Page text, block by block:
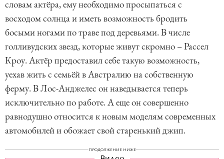
словам актёра, ему необходимо просыпаться с
восходом солнца и иметь возможность бродить
босыми ногами по траве под деревьями. В числе
голливудских звезд, которые живут скромно – Рассел
Кроу. Актёр предоставил себе такую возможность,
уехав жить с семьёй в Австралию на собственную
ферму. В Лос-Анджелес он наведывается теперь
исключительно по работе. А еще он совершенно
равнодушно относится к новым моделям современных
автомобилей и обожает свой старенький джип.
ПРОДОЛЖЕНИЕ НИЖЕ